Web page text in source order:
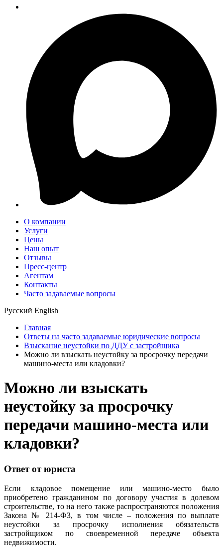
О компании
Услуги
Цены
Наш опыт
Отзывы
Пресс-центр
Агентам
Контакты
Часто задаваемые вопросы
Русский English
Главная
Ответы на часто задаваемые юридические вопросы
Взыскание неустойки по ДДУ с застройщика
Можно ли взыскать неустойку за просрочку передачи
машино-места или кладовки?
Можно ли взыскать
неустойку за просрочку
передачи машино-места или
кладовки?
Ответ от юриста
Если кладовое помещение или машино-место было
приобретено гражданином по договору участия в долевом
строительстве, то на него также распространяются положения
Закона № 214-ФЗ, в том числе – положения по выплате
неустойки за просрочку исполнения обязательств
застройщиком по своевременной передаче объекта
недвижимости.